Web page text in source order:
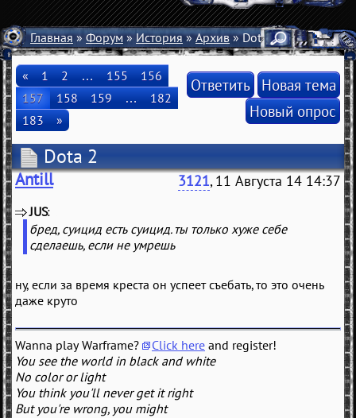
Главная»Форум»История»Архив» Dota 2
« 1 2 … 155
156
157
158 159 …
182
183
»
Ответить Новая тема
Новый опрос
Dota 2
Antill 3121, 11 Августа 14 14:37
JUS
бред, суицид есть суицид. ты только хуже себе
сделаешь, если не умрешь
ну, если за время креста он успеет съебать, то это очень
даже круто
Wanna play Warframe? Click here and register!
You see the world in black and white
No color or light
You think you'll never get it right
But you're wrong, you might